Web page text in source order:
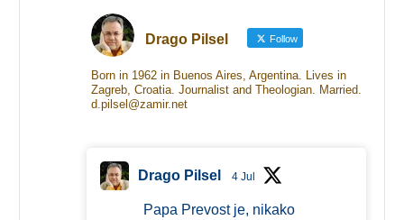
Drago Pilsel Follow
Born in 1962 in Buenos Aires, Argentina. Lives in
Zagreb, Croatia. Journalist and Theologian. Married.
d.pilsel@zamir.net
Drago Pilsel 4 Jul
Papa Prevost je, nikako